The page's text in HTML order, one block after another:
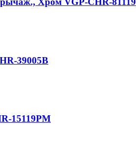
39005B
15119PM